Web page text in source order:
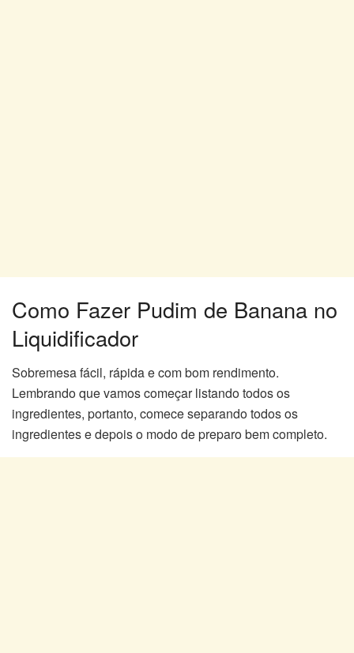
Como Fazer Pudim de Banana no
Liquidificador
Sobremesa fácil, rápida e com bom rendimento.
Lembrando que vamos começar listando todos os
ingredientes, portanto, comece separando todos os
ingredientes e depois o modo de preparo bem completo.